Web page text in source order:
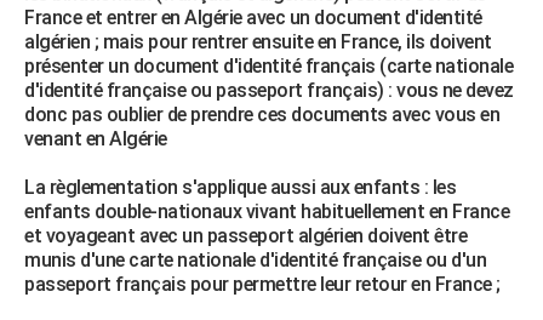
France et entrer en Algérie avec un document d'identité
algérien ; mais pour rentrer ensuite en France, ils doivent
présenter un document d'identité français (carte nationale
d'identité française ou passeport français) : vous ne devez
donc pas oublier de prendre ces documents avec vous en
venant en Algérie
La règlementation s'applique aussi aux enfants : les
enfants double-nationaux vivant habituellement en France
et voyageant avec un passeport algérien doivent être
munis d'une carte nationale d'identité française ou d'un
passeport français pour permettre leur retour en France ;